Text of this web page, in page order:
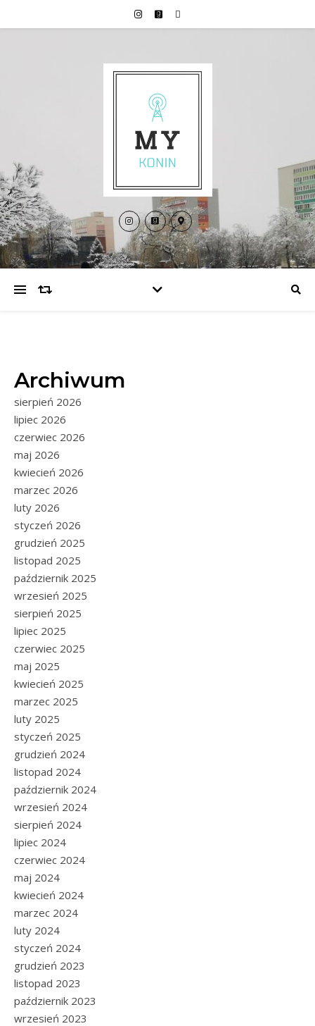
Archiwum
sierpień 2026
lipiec 2026
czerwiec 2026
maj 2026
kwiecień 2026
marzec 2026
luty 2026
styczeń 2026
grudzień 2025
listopad 2025
październik 2025
wrzesień 2025
sierpień 2025
lipiec 2025
czerwiec 2025
maj 2025
kwiecień 2025
marzec 2025
luty 2025
styczeń 2025
grudzień 2024
listopad 2024
październik 2024
wrzesień 2024
sierpień 2024
lipiec 2024
czerwiec 2024
maj 2024
kwiecień 2024
marzec 2024
luty 2024
styczeń 2024
grudzień 2023
listopad 2023
październik 2023
wrzesień 2023